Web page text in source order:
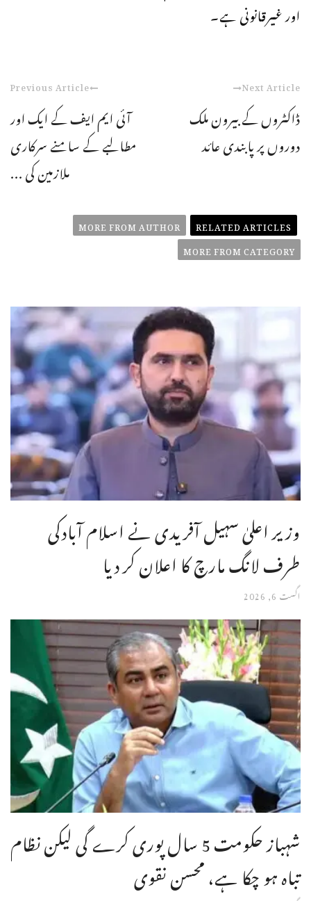
اور غیرقانونی ہے۔
Previous Article
آئی ایم ایف کے ایک اور
مطالبے کے سامنے سرکاری
ملازمین کی ...
Next Article
ڈاکٹروں کے بیرون ملک
دوروں پر پابندی عائد
RELATED ARTICLES
MORE FROM AUTHOR
MORE FROM CATEGORY
وزیر اعلیٰ سہیل آفریدی نے اسلام آبادکی
طرف لانگ مارچ کا اعلان کر دیا
اگست 6, 2026
شہباز حکومت 5 سال پوری کرے گی لیکن نظام
تباہ ہو چکا ہے، محسن نقوی